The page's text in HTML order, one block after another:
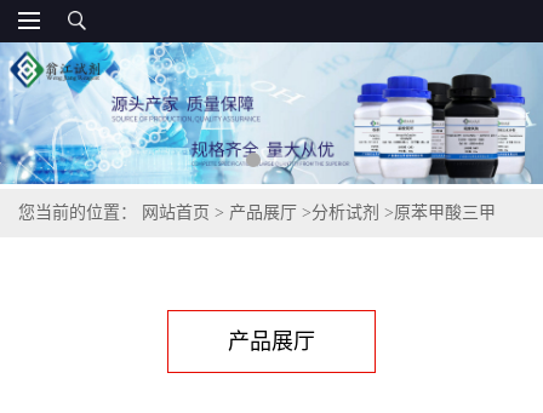
您当前的位置： 网站首页 > 产品展厅 >分析试剂 >原苯甲酸三甲
产品展厅